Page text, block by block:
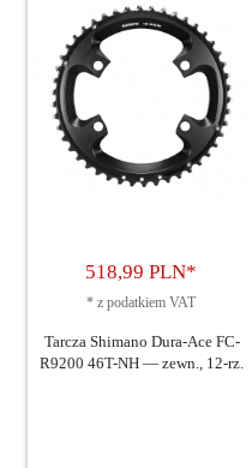
518,99 PLN*
* z podatkiem VAT
Tarcza Shimano Dura-Ace FC-
R9200 46T-NH — zewn., 12-rz.